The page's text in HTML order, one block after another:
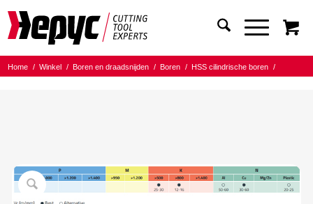
Home / Winkel / Boren en draadsnijden / Boren / HSS cilindrische boren
/